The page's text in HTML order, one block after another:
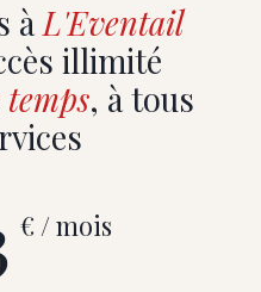
àL'Eventail
illimité
, à tous
€ / mois